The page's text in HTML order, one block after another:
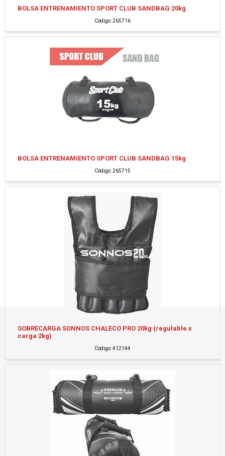
BOLSA ENTRENAMIENTO SPORT CLUB SANDBAG 20kg
Código: 265716
BOLSA ENTRENAMIENTO SPORT CLUB SANDBAG 15kg
Código: 265715
SOBRECARGA SONNOS CHALECO PRO 20kg (regulable x
carga 2kg)
Código: 412144